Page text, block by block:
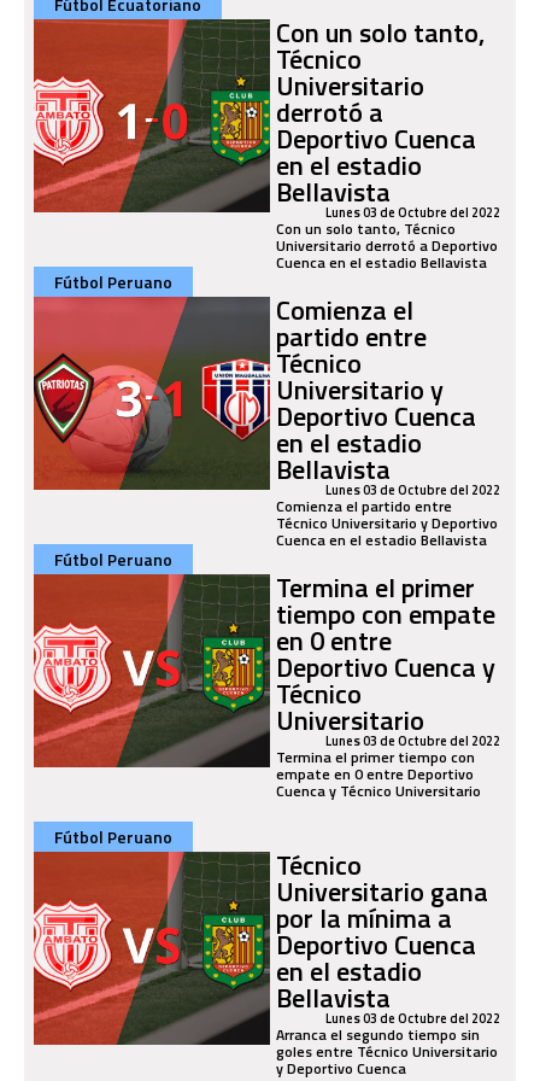
Con un solo tanto,
Técnico
Universitario
derrotó a
Deportivo Cuenca
en el estadio
Bellavista
Lunes 03 de Octubre del 2022
Con un solo tanto, Técnico
Universitario derrotó a Deportivo
Cuenca en el estadio Bellavista
Fútbol Peruano
Comienza el
partido entre
Técnico
Universitario y
Deportivo Cuenca
en el estadio
Bellavista
Lunes 03 de Octubre del 2022
Comienza el partido entre
Técnico Universitario y Deportivo
Cuenca en el estadio Bellavista
Fútbol Peruano
Termina el primer
tiempo con empate
en 0 entre
Deportivo Cuenca y
Técnico
Universitario
Lunes 03 de Octubre del 2022
Termina el primer tiempo con
empate en 0 entre Deportivo
Cuenca y Técnico Universitario
Fútbol Peruano
Técnico
Universitario gana
por la mínima a
Deportivo Cuenca
en el estadio
Bellavista
Lunes 03 de Octubre del 2022
Arranca el segundo tiempo sin
goles entre Técnico Universitario
y Deportivo Cuenca